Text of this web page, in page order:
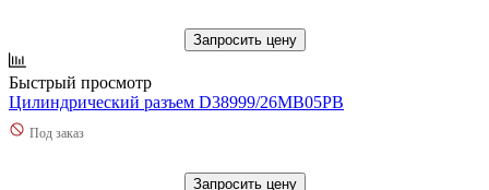
Запросить цену
Быстрый просмотр
Цилиндрический разъем D38999/26MB05PB
Под заказ
Запросить цену